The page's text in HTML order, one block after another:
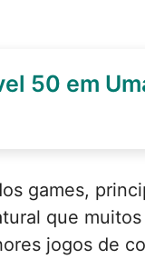
50 em
games,
que
jogos de